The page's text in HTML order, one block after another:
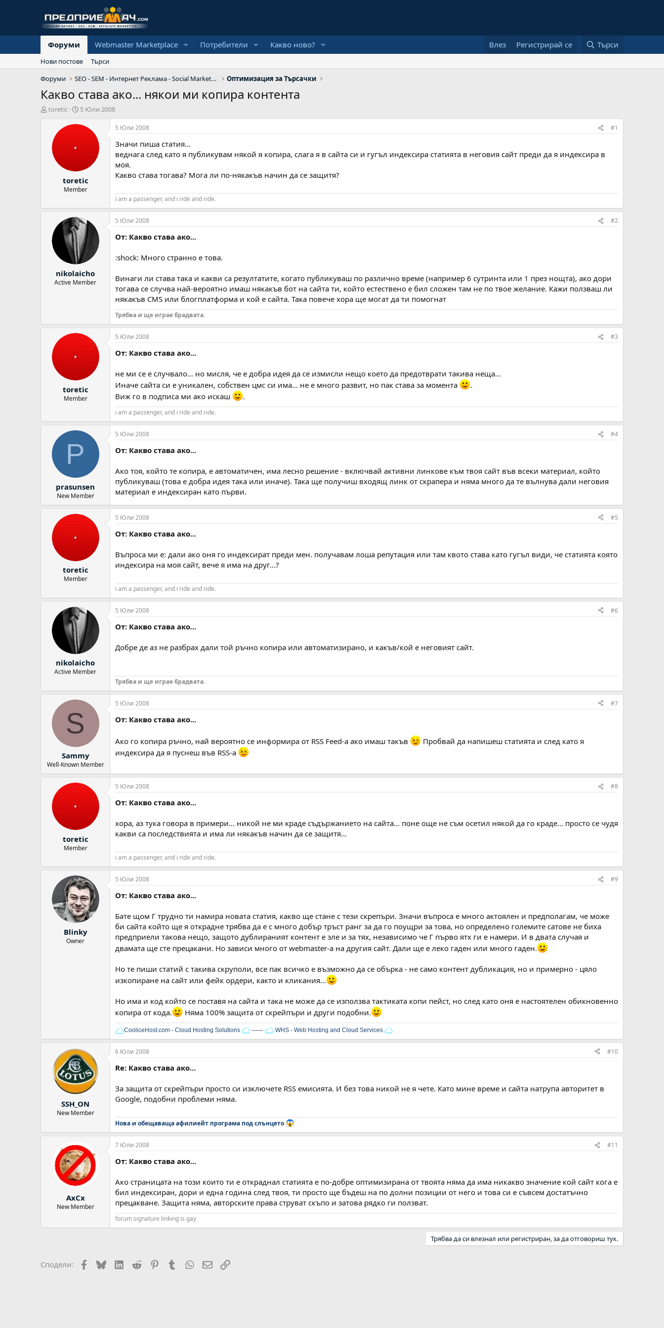
Форуми Webmaster Marketplace Потребители Какво ново? Влез Регистрирай се Търси
Нови постове
Търси
Форуми
SEO - SEM - Интернет Реклама - Social Marketing Оптимизация за Търсачки
Какво става ако... някои ми копира контента
А
toretic
Н
ч
д
а
т
5 Юли 2008
toretic
Member
5 Юли 2008 #1
Значи пиша статия...
веднага след като я публикувам някой я копира, слага я в сайта си и гугъл индексира статията в неговия сайт преди да я индексира в
моя.
Какво става тогава? Мога ли по-някакъв начин да се защитя?
i am a passenger, and i ride and ride.
nikolaicho
Active Member
5 Юли 2008 #2
От: Какво става ако...
:shock: Много странно е това.
Винаги ли става така и какви са резултатите, когато публикуваш по различно време (например 6 сутринта или 1 през нощта), ако дори
тогава се случва най-вероятно имаш някакъв бот на сайта ти, който естествено е бил сложен там не по твое желание. Кажи ползваш ли
някакъв CMS или блогплатформа и кой е сайта. Така повече хора ще могат да ти помогнат
Трябва и ще играе брадвата.
toretic
Member
5 Юли 2008 #3
От: Какво става ако...
не ми се е случвало... но мисля, че е добра идея да се измисли нещо което да предотврати такива неща...
Иначе сайта си е уникален, собствен цмс си има... не е много развит, но пак става за момента
.
Виж го в подписа ми ако искаш
.
i am a passenger, and i ride and ride.
P
prasunsen
New Member
5 Юли 2008 #4
От: Какво става ако...
Ако тоя, който те копира, е автоматичен, има лесно решение - включвай активни линкове към твоя сайт във всеки материал, който
публикуваш (това е добра идея така или иначе). Така ще получиш входящ линк от скрапера и няма много да те вълнува дали неговия
материал е индексиран като първи.
toretic
Member
5 Юли 2008 #5
От: Какво става ако...
Въпроса ми е: дали ако оня го индексират преди мен. получавам лоша репутация или там квото става като гугъл види, че статията която
индексира на моя сайт, вече я има на друг...?
i am a passenger, and i ride and ride.
nikolaicho
Active Member
5 Юли 2008 #6
От: Какво става ако...
Добре де аз не разбрах дали той ръчно копира или автоматизирано, и какъв/кой е неговият сайт.
Трябва и ще играе брадвата.
S
Sammy
Well-Known Member
5 Юли 2008 #7
От: Какво става ако...
Ако го копира ръчно, най вероятно се информира от RSS Feed-a ако имаш такъв
Пробвай да напишеш статията и след като я
индексира да я пуснеш във RSS-а
toretic
Member
5 Юли 2008 #8
От: Какво става ако...
хора, аз тука говора в примери... никой не ми краде съдържанието на сайта... поне още не съм осетил някой да го краде... просто се чудя
какви са последствията и има ли някакъв начин да се защитя...
i am a passenger, and i ride and ride.
Blinky
Owner
5 Юли 2008 #9
От: Какво става ако...
Бате щом Г трудно ти намира новата статия, какво ще стане с тези скрепъри. Значи въпроса е много актоялен и предполагам, че може
би сайта който ще я открадне трябва да е с много добър тръст ранг за да го поущри за това, но определено големите сатове не биха
предприели такова нещо, защото дублираният контент е зле и за тях, независимо че Г първо ятх ги е намери. И в двата случая и
двамата ще сте прецакани. Но зависи много от webmaster-a на другия сайт. Дали ще е леко гаден или много гаден.
Но те пиши статий с такива скруполи, все пак всичко е възможно да се обърка - не само контент дубликация, но и примерно - цяло
изкопиране на сайт или фейк ордери, както и кликания...
Но има и код който се поставя на сайта и така не може да се използва тактиката копи пейст, но след като оня е настоятелен обикновенно
копира от кода.
Няма 100% защита от скрейпъри и други подобни.
CooliceHost.com - Cloud Hosting Solutions ------ WHS - Web Hosting and Cloud Services
SSH_ON
New Member
6 Юли 2008 #10
Re: Какво става ако...
За защита от скрейпъри просто си изключете RSS емисията. И без това никой не я чете. Като мине време и сайта натрупа авторитет в
Google, подобни проблеми няма.
Нова и обещаваща афилиейт програма под слънцето
AxCx
New Member
7 Юли 2008 #11
От: Какво става ако...
Ако страницата на този които ти е откраднал статията е по-добре оптимизирана от твоята няма да има никакво значение кой сайт кога е
бил индексиран, дори и една година след твоя, ти просто ще бъдеш на по долни позиции от него и това си е съвсем достатъчно
прецакване. Защита няма, авторските права струват скъпо и затова рядко ги ползват.
forum signature linking is gay
Трябва да си влезнал или регистриран, за да отговориш тук.
Сподели: Facebook
BlueskyLinkedIn
Reddit PinterestTumblr WhatsApp
EmailLink